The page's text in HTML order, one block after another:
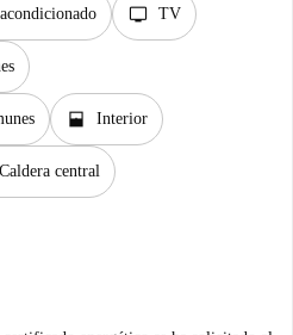
tv TV
window_open Interior
Caldera central